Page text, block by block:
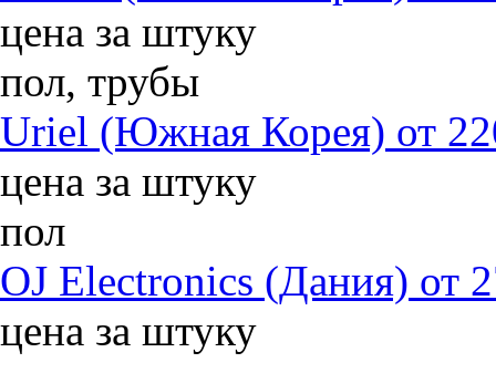
цена за штуку
пол, трубы
Uriel (Южная Корея) от
цена за штуку
пол
OJ Electronics (Дания) от
цена за штуку